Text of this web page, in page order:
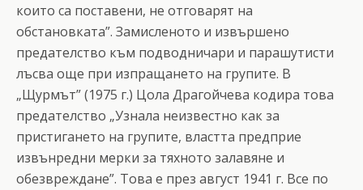
които са поставени, не отговарят на
обстановката”. Замисленото и извършено
предателство към подводничари и парашутисти
лъсва още при изпращането на групите. В
„Щурмът” (1975 г.) Цола Драгойчева кодира това
предателство „Узнала неизвестно как за
пристигането на групите, властта предприе
извънредни мерки за тяхното залавяне и
обезвреждане”. Това е през август 1941 г. Все по